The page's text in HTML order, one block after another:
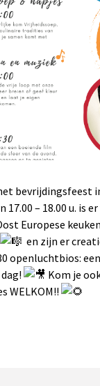
bevrijdingsfeest
17.00 – 18.00 u. is
Europese
en zijn er
openluchtbios:
Kom je
WELKOM!!